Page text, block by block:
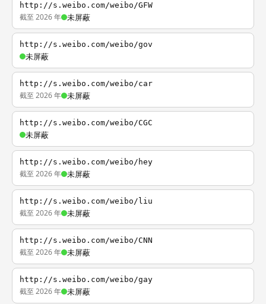
http://s.weibo.com/weibo/GFW
截至 2026 年 未屏蔽
http://s.weibo.com/weibo/gov
未屏蔽
http://s.weibo.com/weibo/car
截至 2026 年 未屏蔽
http://s.weibo.com/weibo/CGC
未屏蔽
http://s.weibo.com/weibo/hey
截至 2026 年 未屏蔽
http://s.weibo.com/weibo/liu
截至 2026 年 未屏蔽
http://s.weibo.com/weibo/CNN
截至 2026 年 未屏蔽
http://s.weibo.com/weibo/gay
截至 2026 年 未屏蔽